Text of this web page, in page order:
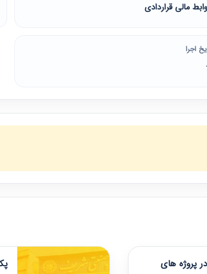
مالی قراردادی
اجرا
پروژه های